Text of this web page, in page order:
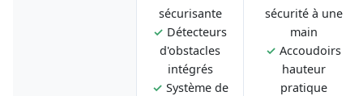
sécurisante
✓ Détecteurs
d'obstacles
intégrés
✓ Système de
sécurité à une
main
✓ Accoudoirs
hauteur
pratique